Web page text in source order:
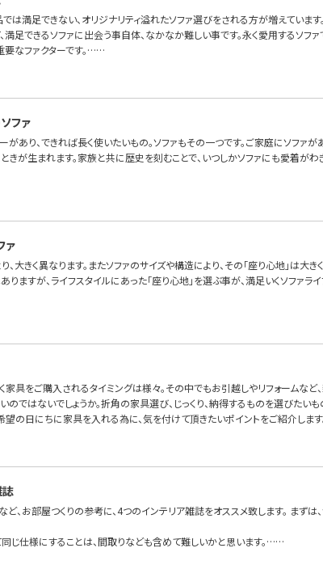
は満足できない、オリジナリティ溢れたソファ選びをされる方が増えています。
足できるソファに出会う事自体、なかなか難しい事です。永く愛用するソファ
なファクターです。……
ファ
あり、できれば長く使いたいもの。ソファもその一つです。ご家庭にソファ
ときが生まれます。家族と共に歴史を刻むことで、いつしかソファにも愛着がわ
ァ
、大きく異なります。またソファのサイズや構造により、その「座り心地」は大
りますが、ライフスタイルにあった「座り心地」を選ぶ事が、満足いくソファラ
家具をご購入されるタイミングは様々。その中でもお引越しやリフォームな
ではないでしょうか。折角の家具選び、じっくり、納得するものを選びたいも
望の日にちに家具を入れる為に、気を付けて頂きたいポイントをご紹介しま
誌
、お部屋つくりの参考に、4つのインテリア雑誌をオススメ致します。 まずは
じ仕様にすることは、間取りなども含めて難しいかと思います。……